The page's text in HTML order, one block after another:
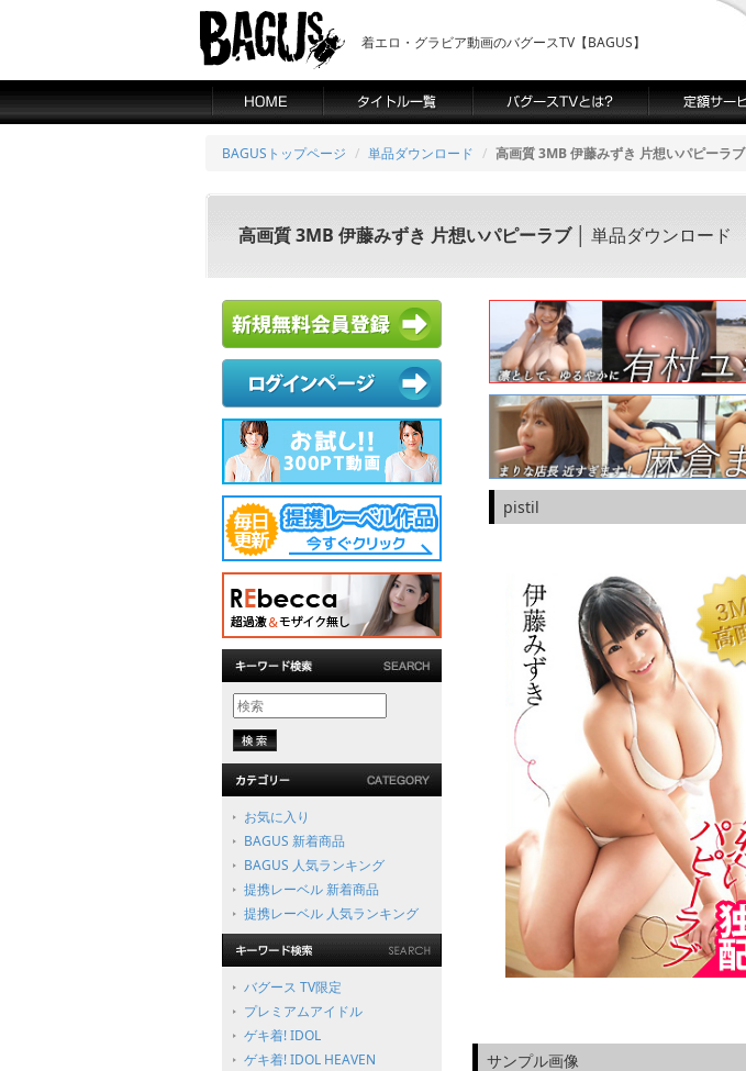
着エロ・グラビア動画のバグースTV【BAGUS】
BAGUSトップページ 単品ダウンロード 高画質 3MB 伊藤みずき 片想いパピーラブ
高画質 3MB 伊藤みずき 片想いパピーラブ│ 単品ダウンロード
お気に入り
BAGUS 新着商品
BAGUS 人気ランキング
提携レーベル 新着商品
提携レーベル 人気ランキング
バグース TV限定
プレミアムアイドル
ゲキ着! IDOL
ゲキ着! IDOL HEAVEN
pistil
サンプル画像